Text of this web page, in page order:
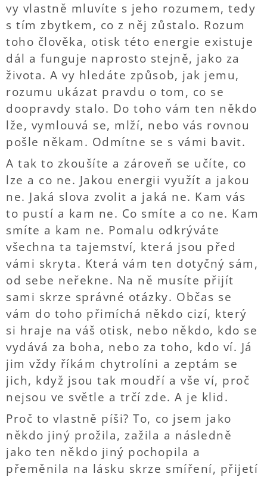
vy vlastně mluvíte s jeho rozumem, tedy
s tím zbytkem, co z něj zůstalo. Rozum
toho člověka, otisk této energie existuje
dál a funguje naprosto stejně, jako za
života. A vy hledáte způsob, jak jemu,
rozumu ukázat pravdu o tom, co se
doopravdy stalo. Do toho vám ten někdo
lže, vymlouvá se, mlží, nebo vás rovnou
pošle někam. Odmítne se s vámi bavit.
A tak to zkoušíte a zároveň se učíte, co
lze a co ne. Jakou energii využít a jakou
ne. Jaká slova zvolit a jaká ne. Kam vás
to pustí a kam ne. Co smíte a co ne. Kam
smíte a kam ne. Pomalu odkrýváte
všechna ta tajemství, která jsou před
vámi skryta. Která vám ten dotyčný sám,
od sebe neřekne. Na ně musíte přijít
sami skrze správné otázky. Občas se
vám do toho přimíchá někdo cizí, který
si hraje na váš otisk, nebo někdo, kdo se
vydává za boha, nebo za toho, kdo ví. Já
jim vždy říkám chytrolíni a zeptám se
jich, když jsou tak moudří a vše ví, proč
nejsou ve světle a trčí zde. A je klid.
Proč to vlastně píši? To, co jsem jako
někdo jiný prožila, zažila a následně
jako ten někdo jiný pochopila a
přeměnila na lásku skrze smíření, přijetí